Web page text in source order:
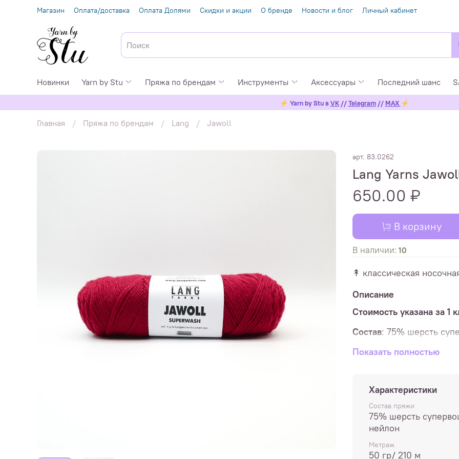
Магазин Оплата/доставка Оплата Долями Скидки и акции О бренде Новости и блог Личный кабинет
Новинки Yarn by Stu Пряжа по брендам Инструменты Аксессуары Последний шанс
⚡ Yarn by Stu вVK//Telegram// MAX ⚡
Главная Пряжа по брендам Lang Jawoll
арт. 83.0262
Lang Yarns
650.00 ₽
В корзину
В наличии: 10
↟ классическая
Описание
Стоимость указана за 1
Состав: 75% шерсть
Метраж: 50 гр/ 210 м
Плотностьв образце
Деликатная стирка при
и не отжимать в
Расход: детские носки -
Показать полностью
Характеристики
Состав пряжи
75% шерсть
нейлон
Метраж
50 гр/ 210 м